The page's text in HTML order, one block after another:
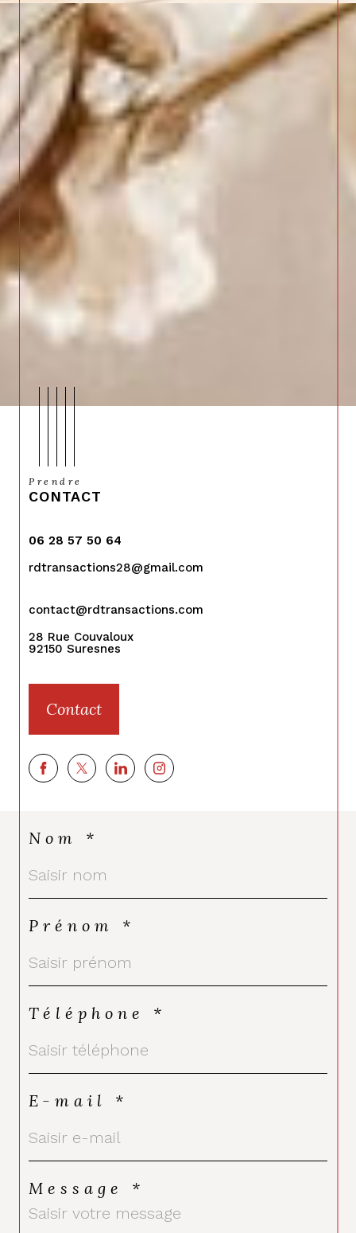
Nom *
Prénom *
Téléphone *
E-mail *
Message *
Prendre
CONTACT
06 28 57 50 64
rdtransactions28@gmail.com
contact@rdtransactions.com
28 Rue Couvaloux
92150
Suresnes
Contact